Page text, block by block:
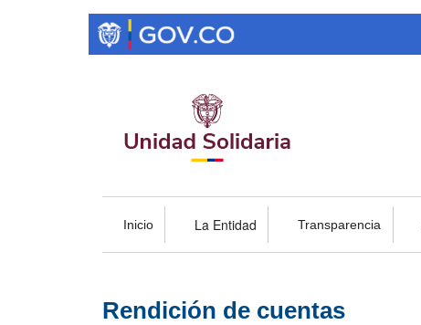
Inicio La Entidad Transparencia
Rendición de cuentas